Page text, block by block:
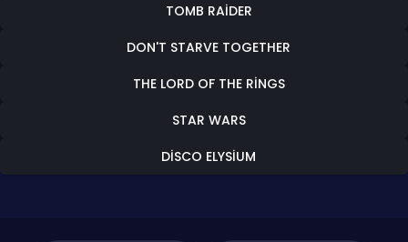
TOMB RAIDER
DON'T STARVE TOGETHER
THE LORD OF THE RINGS
STAR WARS
DISCO ELYSIUM